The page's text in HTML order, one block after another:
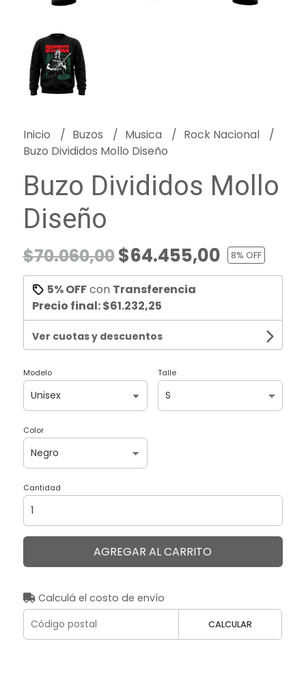
Inicio Buzos Musica
Rock Nacional
Buzo Divididos Mollo Diseño
Buzo Divididos Mollo
Diseño
$70.060,00$64.455,00 8% OFF
5% OFFcon Transferencia
Precio final:$61.232,25
Ver cuotas y descuentos
Modelo Talle
Color
Cantidad
AGREGAR AL CARRITO
Calculá el costo de envío
CALCULAR